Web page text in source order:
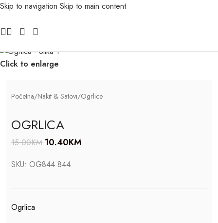
Skip to navigation Skip to main content
-33%
Click to enlarge
Početna/Nakit & Satovi/Ogrlice
OGRLICA
15.00KM 10.40KM
SKU:OG844 844
Ogrlica